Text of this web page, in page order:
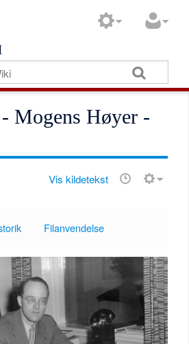
Mogens Høyer -
Vis kildetekst
Filanvendelse